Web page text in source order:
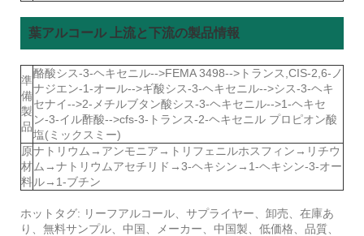
葉アルコール 上流と下流の製品情報
準
備
製
品
酪酸シス-3-ヘキセニル-->FEMA 3498-->トランス,CIS-2,6-ノ
ナジエン-1-オール-->ギ酸シス-3-ヘキセニル-->シス-3-ヘキ
セナイ-->2-メチルブタン酸シス-3-ヘキセニル-->1-ヘキセ
ン-3-イル酢酸-->cfs-3-トランス-2-ヘキセニル プロピオン酸
塩(ミックスミー)
原
材
料
ナトリウム→アンモニア→トリフェニルホスフィン→リチウ
ム→ナトリウムアセチリド→3-ヘキシン→1-ヘキシン-3-オー
ル→1-ブチン
ホットタグ: リーフアルコール、サプライヤー、卸売、在庫あ
り、無料サンプル、中国、メーカー、中国製、低価格、品質、